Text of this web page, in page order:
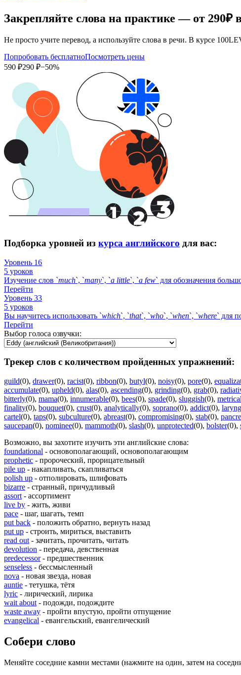
Закрепляйте слова на практике — от 290₽
Не просто учите перевод, а используйте слова в речи. В курсе
Попробовать бесплатноПосмотреть цены
590 ₽290 ₽−50%
Подборка уровней из курса английского для вас:
Уровень 16
5 уроков
Изучение слов `much`, `many`, `a little`, `a few` для обозначения
Перейти
Уровень 33
5 уроков
Вы научитесь использовать `which`, `that`, `who`, `when`, `where` для
Перейти
Выбор голоса озвучки:
Трекер слов с количеством пройденных упражнений:
guild(0), drawer(0), racist(0), ribbon(0), butyl(0), noisy(0), pore(0),
accumulate(0), upheld(0), alas(0), ascending(0), grinding(0), grab(0),
bitterly(0), mama(0), innumerable(0), bees(0), spade(0), sluggish(0), metrical
finality(0), bouquet(0), crust(0), analytically(0), soprano(0), addict(0),
cartel(0), taps(0), subculture(0), abreast(0), compromising(0), stab(0),
saucepan(0), nominee(0), mammoth(0), slash(0), unprotected(0), bolster(0),
Возможно, вы захотите изучить эти английские слова:
foundational - основополагающий, основополагающим
prophetic - пророческий, прорицательный
pile up - накапливать, скапливаться
polish up - отполировать, шлифовать
bizarre - странный, причудливый
assort - ассортимент
live by - жить, живи
pace - шаг, шагать, темп
put back - положить обратно, вернуть назад
put up - строить, мириться, выставить
read out - зачитать, прочитать, читать
devolution - передача, девственная
predecessor- предшественник
senseless - бессмысленный
nova - новая звезда, новая
auntie - тетушка, тётя
lyric - лирический, лирика
wait about - подожди, подождите
waste away - пройти впустую, пройти отпущение
evangelical - евангельский, евангелический
Собери слово
Меняйте соседние камни местами (нажмите на один, затем на